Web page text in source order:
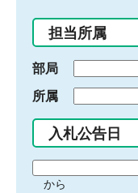
入
力
担当所属
部局
所属
入札公告日
間から